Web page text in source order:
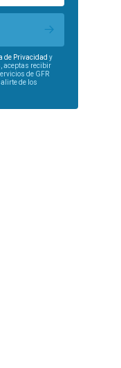
de Privacidad y
aceptas recibir
de GFR
de los